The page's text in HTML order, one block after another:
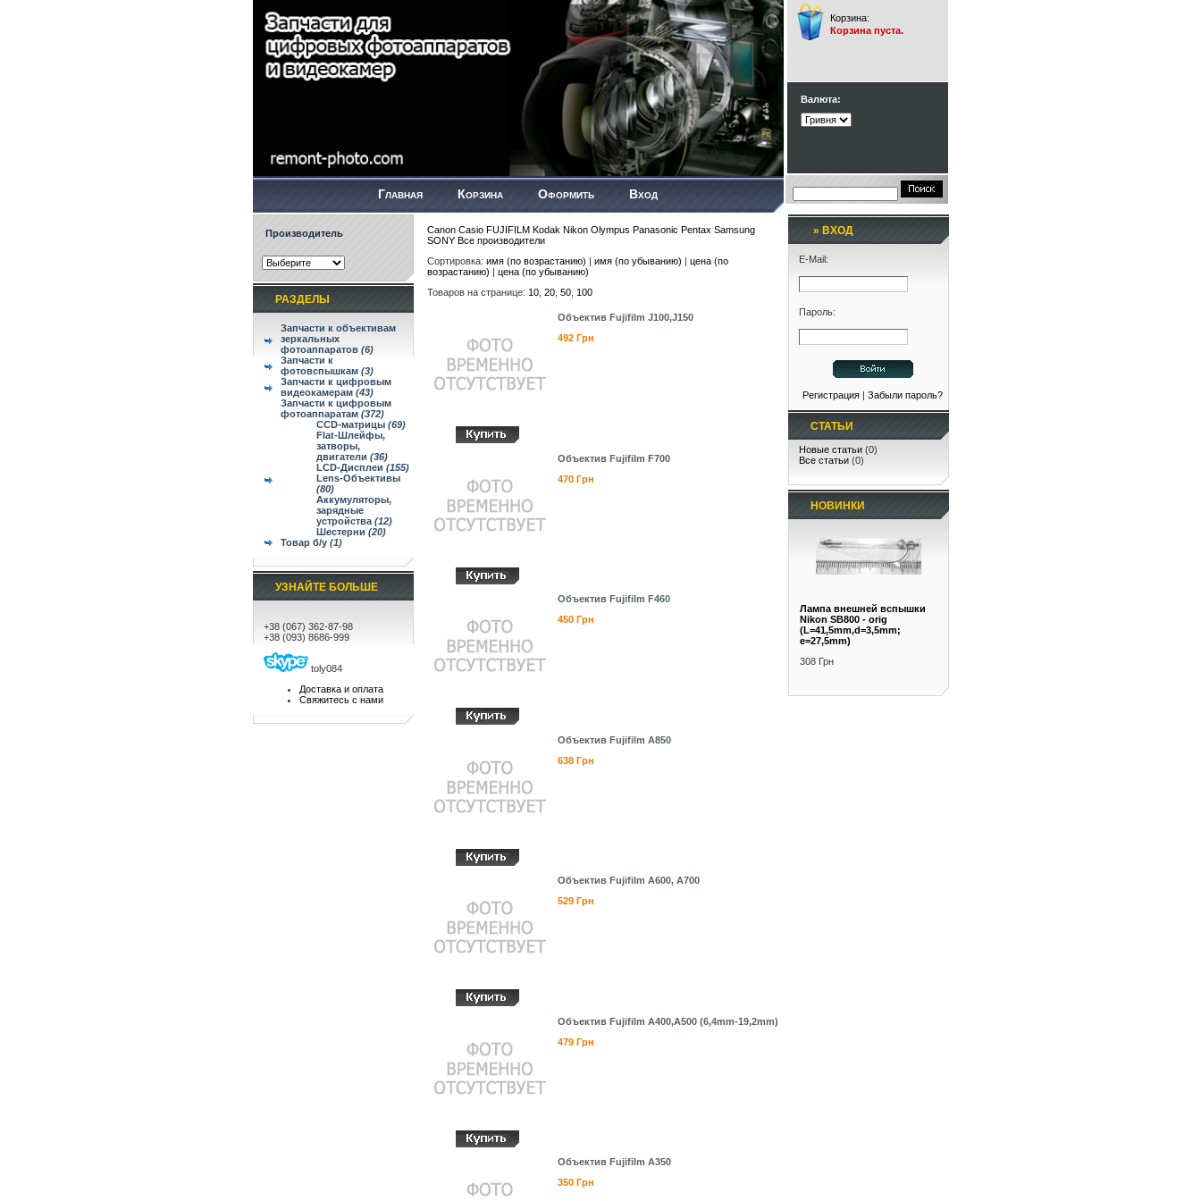
Главная Корзина Оформить Вход
Корзина:
Корзина пуста.
Валюта:
Производитель
РАЗДЕЛЫ
Запчасти к объективам
зеркальных
фотоаппаратов (6)
Запчасти к
фотовспышкам (3)
Запчасти к цифровым
видеокамерам (43)
Запчасти к цифровым
фотоаппаратам (372)
CCD-матрицы (69)
Flat-Шлейфы,
затворы,
двигатели (36)
LCD-Дисплеи (155)
Lens-Объективы
(80)
Аккумуляторы,
зарядные
устройства (12)
Шестерни (20)
Товар б/у (1)
УЗНАЙТЕ БОЛЬШЕ
+38 (067) 362-87-98
+38 (093) 8686-999
toly084
Доставка и оплата
Свяжитесь с нами
Canon Casio FUJIFILM Kodak Nikon Olympus Panasonic Pentax Samsung
SONY Все производители
Сортировка: имя (по возрастанию) | имя (по убыванию) | цена (по
возрастанию) | цена (по убыванию)
Товаров на странице: 10, 20, 50, 100
Объектив Fujifilm J100,J150
492 Грн
Объектив Fujifilm F700
470 Грн
Объектив Fujifilm F460
450 Грн
Объектив Fujifilm A850
638 Грн
Объектив Fujifilm A600, A700
529 Грн
Объектив Fujifilm A400,A500 (6,4mm-19,2mm)
479 Грн
Объектив Fujifilm A350
350 Грн
» ВХОД
E-Mail:
Пароль:
Регистрация | Забыли пароль?
СТАТЬИ
Новые статьи(0)
Все статьи(0)
НОВИНКИ
Лампа внешней вспышки
Nikon SB800 - orig
(L=41,5mm,d=3,5mm;
e=27,5mm)
308 Грн